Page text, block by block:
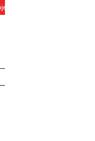
para: Tužilaštvo priložilo